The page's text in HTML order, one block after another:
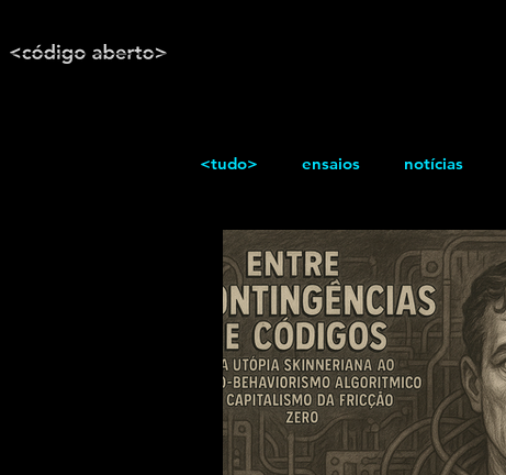
<tudo> ensaios notícias
reportagem Texto / Reflexão